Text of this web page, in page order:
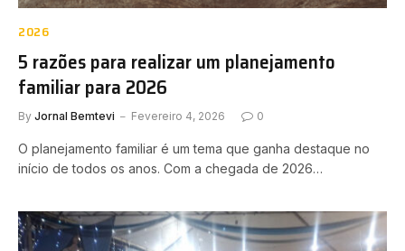
2026
5 razões para realizar um planejamento
familiar para 2026
By Jornal Bemtevi Fevereiro 4, 2026 0
O planejamento familiar é um tema que ganha destaque no
início de todos os anos. Com a chegada de 2026…